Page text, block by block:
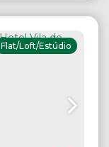
Flat/Loft/Estúdio